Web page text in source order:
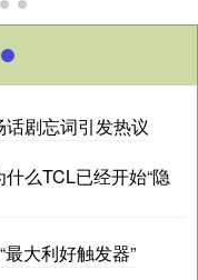
剧忘词引发热议
么TCL已经开始“隐
大利好触发器”